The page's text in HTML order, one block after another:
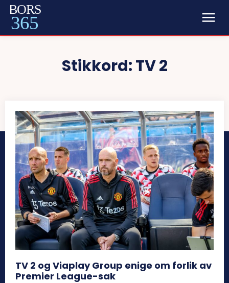
BORS
365
Stikkord:TV 2
TV 2 og Viaplay Group enige om forlik av
Premier League-sak